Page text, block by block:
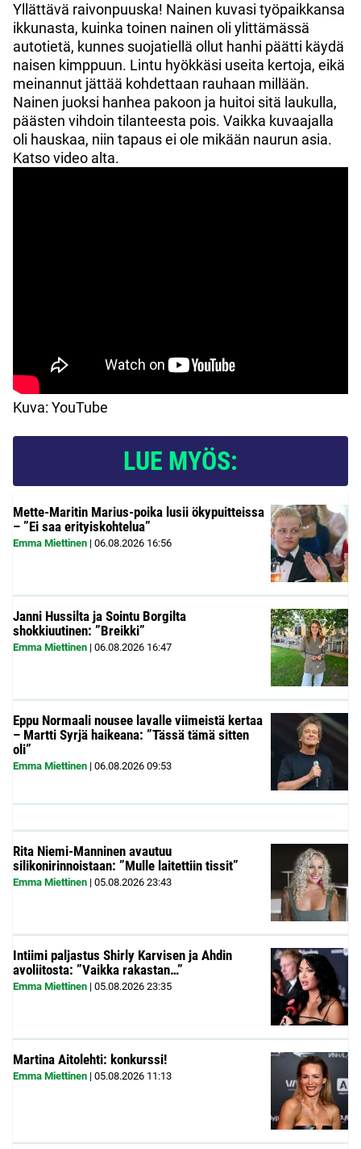
Yllättävä raivonpuuska! Nainen kuvasi työpaikkansa
ikkunasta, kuinka toinen nainen oli ylittämässä
autotietä, kunnes suojatiellä ollut hanhi päätti käydä
naisen kimppuun. Lintu hyökkäsi useita kertoja, eikä
meinannut jättää kohdettaan rauhaan millään.
Nainen juoksi hanhea pakoon ja huitoi sitä laukulla,
päästen vihdoin tilanteesta pois. Vaikka kuvaajalla
oli hauskaa, niin tapaus ei ole mikään naurun asia.
Katso video alta.
Kuva: YouTube
LUE MYÖS:
Mette-Maritin Marius-poika lusii ökypuitteissa
– ”Ei saa erityiskohtelua”
Emma Miettinen | 06.08.2026 16:56
Janni Hussilta ja Sointu Borgilta
shokkiuutinen: ”Breikki”
Emma Miettinen | 06.08.2026 16:47
Eppu Normaali nousee lavalle viimeistä kertaa
– Martti Syrjä haikeana: ”Tässä tämä sitten
oli”
Emma Miettinen | 06.08.2026 09:53
Rita Niemi-Manninen avautuu
silikonirinnoistaan: ”Mulle laitettiin tissit”
Emma Miettinen | 05.08.2026 23:43
Intiimi paljastus Shirly Karvisen ja Ahdin
avoliitosta: ”Vaikka rakastan…”
Emma Miettinen | 05.08.2026 23:35
Martina Aitolehti: konkurssi!
Emma Miettinen | 05.08.2026 11:13